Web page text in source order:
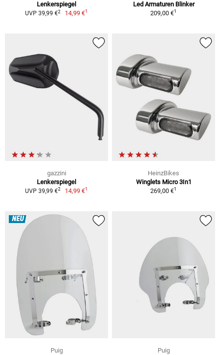
Lenkerspiegel
UVP 39,99 €2 14,99 €1
Led Armaturen Blinker
209,00 €1
gazzini
Lenkerspiegel
UVP 39,99 €2 14,99 €1
HeinzBikes
Winglets Micro 3In1
269,00 €1
NEU
Puig
Puig